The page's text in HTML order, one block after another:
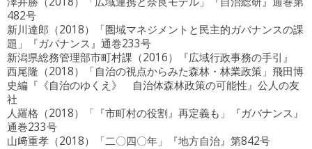
482号
新川達郎（2018）「圏域マネジメントと民主的ガバナンスの課
題」『ガバナンス』通巻233号
新潟県総務管理部市町村課（2016）『広域行政事務の手引』
西尾隆（2018）「自治の視点からみた森林・林業政策」飛田博
史編『《自治のゆくえ》 自治体森林政策の可能性』公人の友
社
人羅格（2018）「『市町村の役割』再定義も」『ガバナンス』
通巻233号
山﨑重孝（2018）「二〇四〇年」『地方自治』第842号